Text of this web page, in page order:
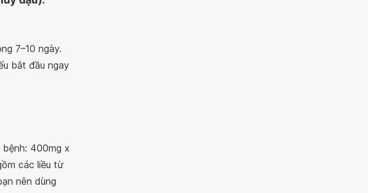
7–10 ngày.
bắt đầu ngay
bệnh: 400mg x
các liều từ
nên dùng